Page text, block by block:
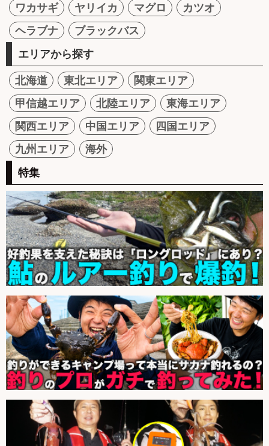
ワカサギ
ヤリイカ マグロ
カツオ
ヘラブナ
ブラックバス
エリアから探す
北海道 東北エリア
関東エリア
甲信越エリア
北陸エリア
東海エリア
関西エリア
中国エリア
四国エリア
九州エリア
海外
特集